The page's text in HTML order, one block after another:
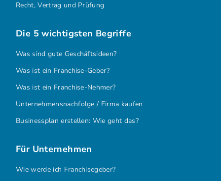
Recht, Vertrag und Prüfung
Die 5 wichtigsten Begriffe
Was sind gute Geschäftsideen?
Was ist ein Franchise-Geber?
Was ist ein Franchise-Nehmer?
Unternehmensnachfolge / Firma kaufen
Businessplan erstellen: Wie geht das?
Für Unternehmen
Wie werde ich Franchisegeber?